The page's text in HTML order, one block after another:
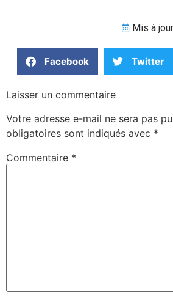
Mis à
Facebook Twitter
Laisser un commentaire
Votre adresse e-mail ne sera pas
obligatoires sont indiqués avec *
Commentaire *